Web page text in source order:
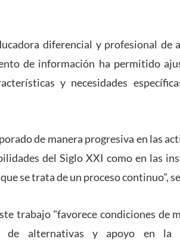
diferencial y profesional de
de información ha permitido
y necesidades
de manera progresiva en las
del Siglo XXI como en las
se trata de un proceso continuo",
trabajo "favorece condiciones de
de alternativas y apoyo en la